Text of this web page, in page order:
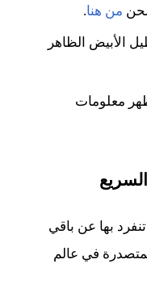
من هنا.
الأبيض الظاهر
معلومات
بها عن باقي
في عالم